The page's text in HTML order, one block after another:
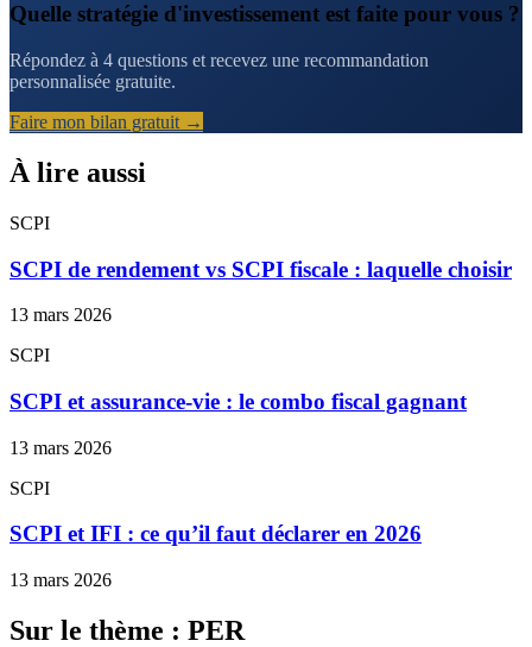
Quelle stratégie d'investissement est faite pour vous ?
Répondez à 4 questions et recevez une recommandation
personnalisée gratuite.
Faire mon bilan gratuit →
À lire aussi
SCPI
SCPI de rendement vs SCPI fiscale : laquelle choisir
13 mars 2026
SCPI
SCPI et assurance-vie : le combo fiscal gagnant
13 mars 2026
SCPI
SCPI et IFI : ce qu’il faut déclarer en 2026
13 mars 2026
Sur le thème : PER